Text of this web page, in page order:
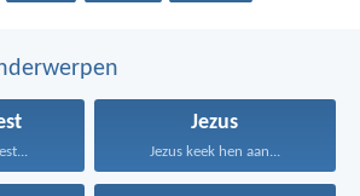
Jezus
Jezus keek hen aan...